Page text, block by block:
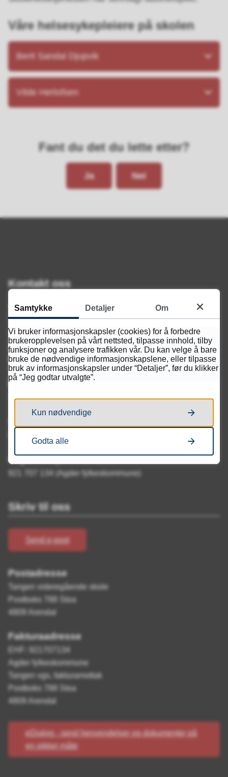
Våre helsesykepleiere på skolen
Berit Sandal Djupvik
Vilde Herlofsen
Fant du det du lette etter?
Ja Nei
Kontakt oss
Telefon
Åpningstid
Mandag-fredag kl. 07.30 til 15.30
Besøksadresse
Tangen 31, 4608 Kristiansand
Organisasjonsnummer
921 707 134 (Agder fylkeskommune)
Skriv til oss
Send e-post
Postadresse
Tangen videregående skole
Postboks 788 Stoa
4809 Arendal
Fakturaadresse
EHF: 921707134
Agder fylkeskommune
Tangen vgs, fakturamottak
Postboks 788 Stoa
4809 Arendal
eDialog - send henvendelser og dokumenter på
en sikker måte
Samtykke Detaljer Om
Vi bruker informasjonskapsler (cookies) for å forbedre
brukeropplevelsen på vårt nettsted, tilpasse innhold, tilby
funksjoner og analysere trafikken vår. Du kan velge å bare
bruke de nødvendige informasjonskapslene, eller tilpasse
bruk av informasjonskapsler under “Detaljer”, før du klikker
på “Jeg godtar utvalgte”.
Kun nødvendige
Godta alle